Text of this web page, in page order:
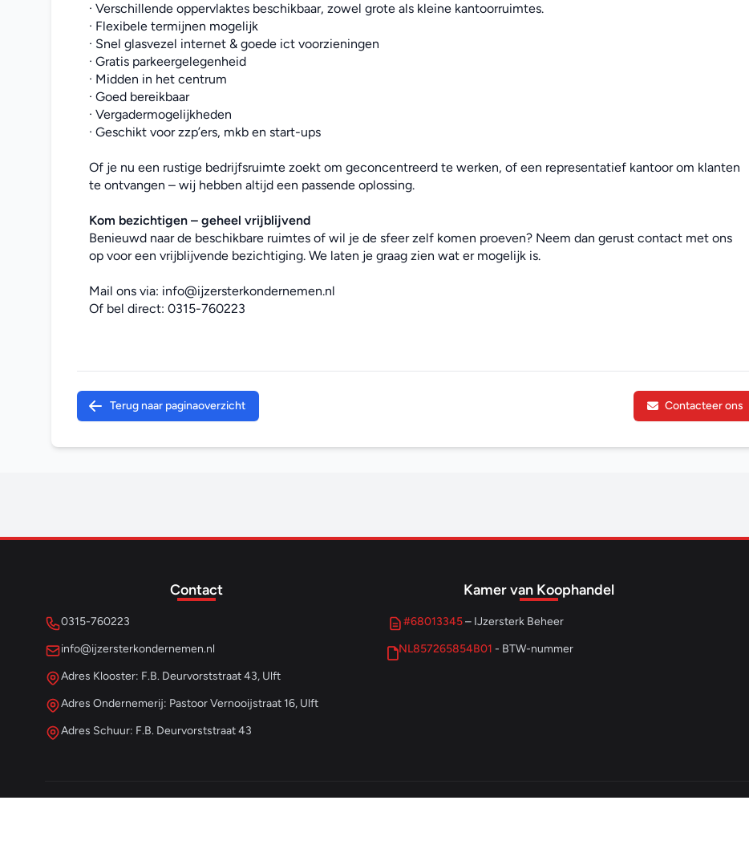
· Verschillende oppervlaktes beschikbaar, zowel grote als kleine kantoorruimtes.
· Flexibele termijnen mogelijk
· Snel glasvezel internet & goede ict voorzieningen
· Gratis parkeergelegenheid
· Midden in het centrum
· Goed bereikbaar
· Vergadermogelijkheden
· Geschikt voor zzp’ers, mkb en start-ups
Of je nu een rustige bedrijfsruimte zoekt om geconcentreerd te werken, of een representatief kantoor om klanten
te ontvangen – wij hebben altijd een passende oplossing.
Kom bezichtigen – geheel vrijblijvend
Benieuwd naar de beschikbare ruimtes of wil je de sfeer zelf komen proeven? Neem dan gerust contact met ons
op voor een vrijblijvende bezichtiging. We laten je graag zien wat er mogelijk is.
Mail ons via: info@ijzersterkondernemen.nl
Of bel direct: 0315-760223
Terug naar paginaoverzicht Contacteer ons
Contact
0315-760223
info@ijzersterkondernemen.nl
Adres Klooster: F.B. Deurvorststraat 43, Ulft
Adres Ondernemerij: Pastoor Vernooijstraat 16, Ulft
Adres Schuur: F.B. Deurvorststraat 43
Kamer van Koophandel
#68013345– IJzersterk Beheer
NL857265854B01 - BTW-nummer